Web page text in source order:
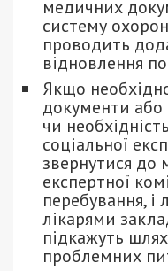
медичних
систему
проводить
відновлення
Якщо
документи
чи
соціальної
звернутися до
експертної
перебування, і
лікарями
підкажуть
проблемних